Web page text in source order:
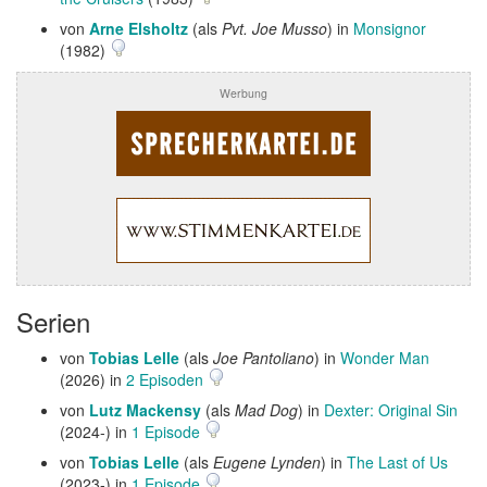
von Arne Elsholtz (als Pvt. Joe Musso) in Monsignor
(1982)
Werbung
Serien
von Tobias Lelle (als Joe Pantoliano) in Wonder Man
(2026) in 2 Episoden
von Lutz Mackensy (als Mad Dog) in Dexter: Original Sin
(2024-) in 1 Episode
von Tobias Lelle (als Eugene Lynden) in The Last of Us